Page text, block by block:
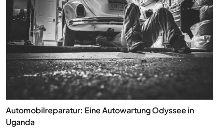
Automobilreparatur: Eine Autowartung Odyssee in
Uganda